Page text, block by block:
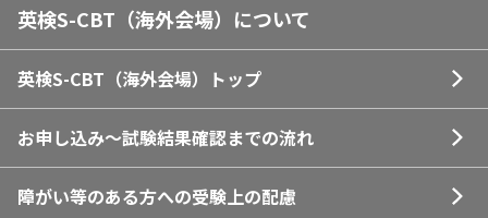
英検S-CBT（海外会場）について
英検S-CBT（海外会場）トップ
お申し込み～試験結果確認までの流れ
障がい等のある方への受験上の配慮